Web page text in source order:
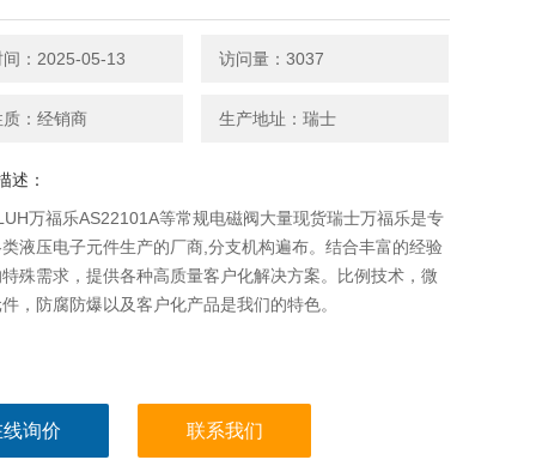
间：2025-05-13 访问量：3037
：经销商 生产地址：瑞士
述：
万福乐AS22101A等常规电磁阀大量现货瑞士万福乐是专
液压电子元件生产的厂商,分支机构遍布。结合丰富的经验
殊需求，提供各种高质量客户化解决方案。比例技术，微
，防腐防爆以及客户化产品是我们的特色。
询价 联系我们